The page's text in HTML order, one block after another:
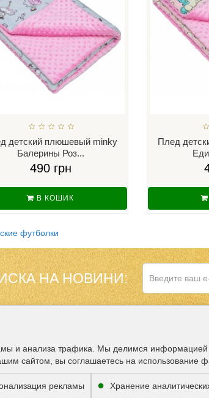
детский плюшевый minky
Балерины Роз...
490 грн
В КОШИК
Плед
футболки
НА НОВИНИ:
Партнёры
и анализа трафика. Мы делимся информацией
сайтом, вы соглашаетесь на использование
рекламы Хранение